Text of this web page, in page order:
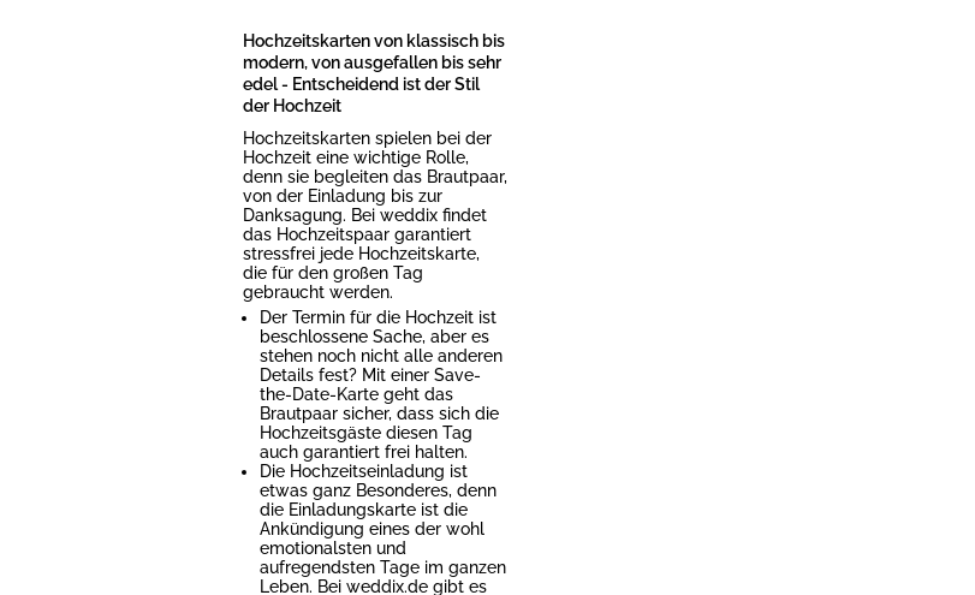
Hochzeitskarten von klassisch bis
modern, von ausgefallen bis sehr
edel - Entscheidend ist der Stil
der Hochzeit
Hochzeitskarten spielen bei der
Hochzeit eine wichtige Rolle,
denn sie begleiten das Brautpaar,
von der Einladung bis zur
Danksagung. Bei weddix findet
das Hochzeitspaar garantiert
stressfrei jede Hochzeitskarte,
die für den großen Tag
gebraucht werden.
Der Termin für die Hochzeit ist
beschlossene Sache, aber es
stehen noch nicht alle anderen
Details fest? Mit einer Save-
the-Date-Karte geht das
Brautpaar sicher, dass sich die
Hochzeitsgäste diesen Tag
auch garantiert frei halten.
Die Hochzeitseinladung ist
etwas ganz Besonderes, denn
die Einladungskarte ist die
Ankündigung eines der wohl
emotionalsten und
aufregendsten Tage im ganzen
Leben. Bei weddix.de gibt es